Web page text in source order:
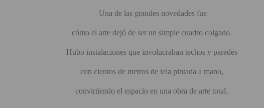
Una de las grandes novedades fue
cómo el arte dejó de ser un simple cuadro colgado.
Hubo instalaciones que involucraban techos y paredes
con cientos de metros de tela pintada a mano,
convirtiendo el espacio en una obra de arte total.